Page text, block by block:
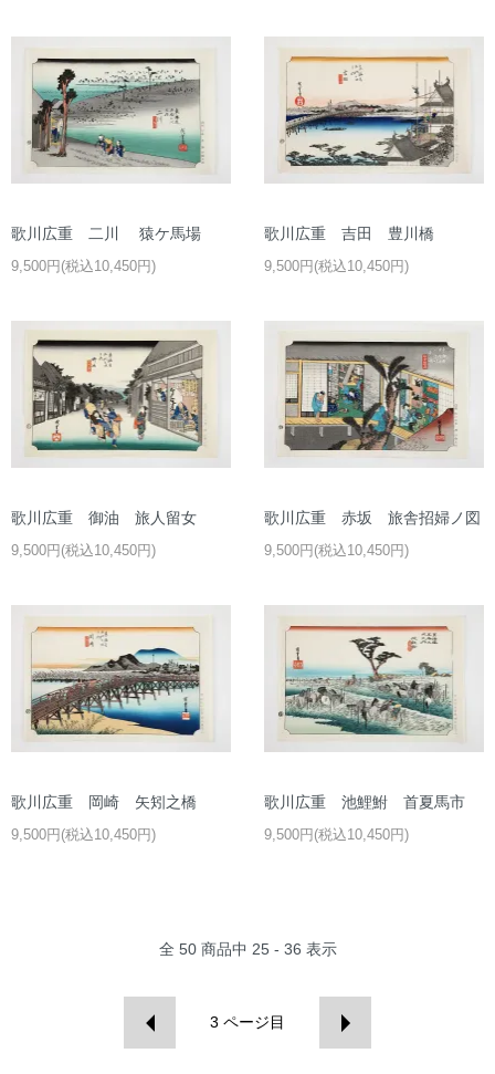
歌川広重 二川 猿ケ馬場
9,500円(税込10,450円)
歌川広重 吉田 豊川橋
9,500円(税込10,450円)
歌川広重 御油 旅人留女
9,500円(税込10,450円)
歌川広重 赤坂 旅舎招婦ノ図
9,500円(税込10,450円)
歌川広重 岡崎 矢矧之橋
9,500円(税込10,450円)
歌川広重 池鯉鮒 首夏馬市
9,500円(税込10,450円)
全 50 商品中 25 - 36 表示
3 ページ目